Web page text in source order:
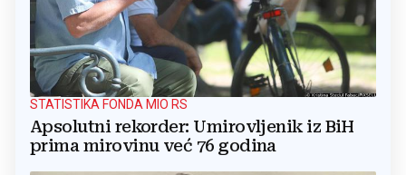
STATISTIKA FONDA MIO RS
Apsolutni rekorder: Umirovljenik iz BiH
prima mirovinu već 76 godina